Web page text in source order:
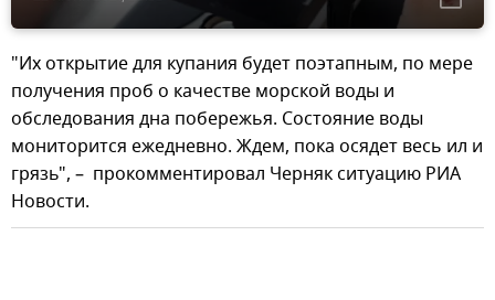
"Их открытие для купания будет поэтапным, по мере
получения проб о качестве морской воды и
обследования дна побережья. Состояние воды
мониторится ежедневно. Ждем, пока осядет весь ил и
грязь", – прокомментировал Черняк ситуацию РИА
Новости.